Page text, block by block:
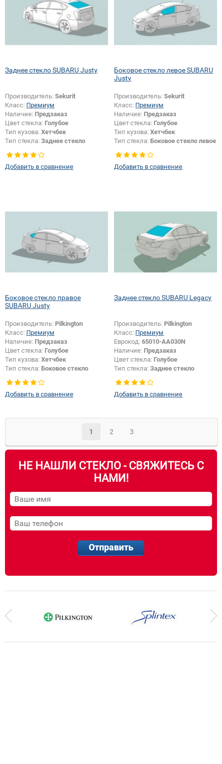
Заднее стекло SUBARU Justy
Производитель: Sekurit
Класс: Премиум
Наличие: Предзаказ
Цвет стекла: Голубое
Тип кузова: Хетчбек
Тип стекла: Заднее стекло
Добавить в сравнение
Боковое стекло левое SUBARU
Justy
Производитель:Sekurit
Класс: Премиум
Наличие: Предзаказ
Цвет стекла: Голубое
Тип кузова:Хетчбек
Тип стекла: Боковое стекло левое
Добавить в сравнение
Боковое стекло правое
SUBARU Justy
Производитель: Pilkington
Класс: Премиум
Наличие: Предзаказ
Цвет стекла: Голубое
Тип кузова: Хетчбек
Тип стекла: Боковое стекло
Добавить в сравнение
Заднее стекло SUBARU Legacy
Производитель: Pilkington
Класс: Премиум
Еврокод:65010-AA030N
Наличие: Предзаказ
Цвет стекла: Голубое
Тип стекла:Заднее стекло
Добавить в сравнение
1 2 3
НЕ НАШЛИ СТЕКЛО - СВЯЖИТЕСЬ С
НАМИ!
Отправить